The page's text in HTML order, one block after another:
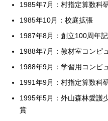
1985年7月：村指定算数科
1985年10月：校庭拡張
1987年8月：創立100周年
1988年7月：教材室コンピ
1988年9月：学習用コンピ
1991年9月：村指定算数科
1995年5月：外山森林愛護
賞